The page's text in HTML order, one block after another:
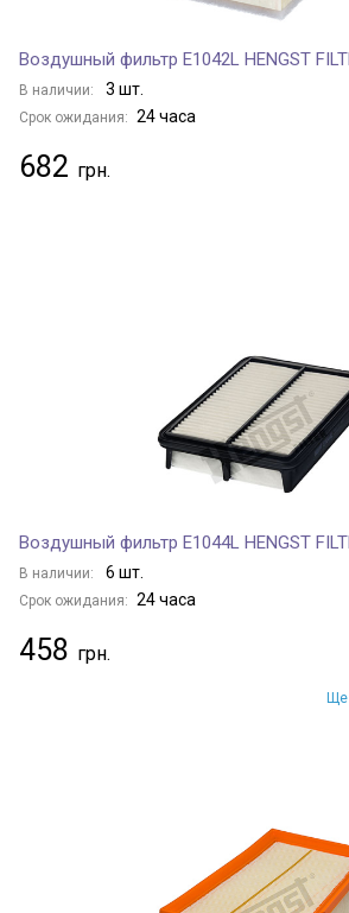
Воздушный фильтр E1042L HENGST
В наличии: 3 шт.
Срок ожидания: 24 часа
682
Воздушный фильтр E1044L HENGST
В наличии: 6 шт.
Срок ожидания: 24 часа
458
Ще